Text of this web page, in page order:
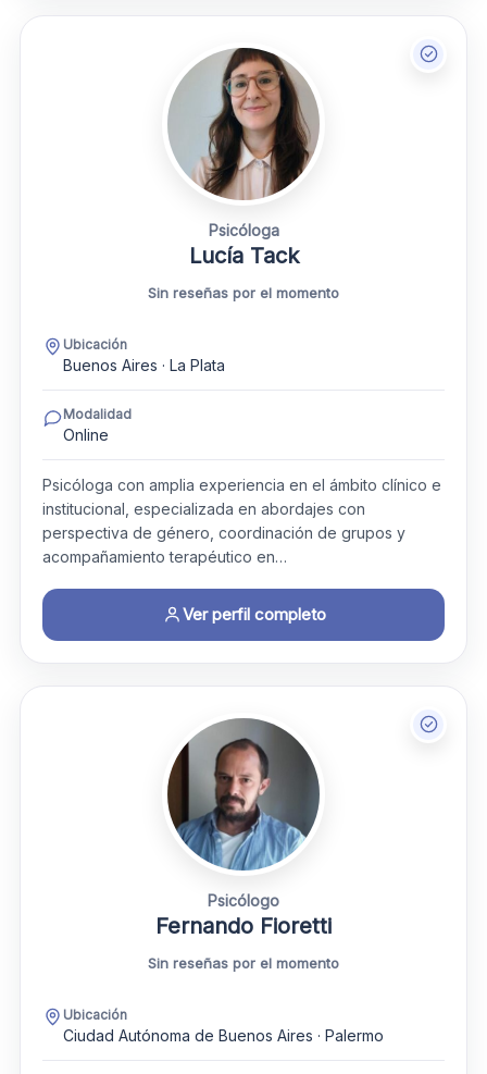
Psicóloga
Lucía Tack
Sin reseñas por el momento
Ubicación
Buenos Aires · La Plata
Modalidad
Online
Psicóloga con amplia experiencia en el ámbito clínico e
institucional, especializada en abordajes con
perspectiva de género, coordinación de grupos y
acompañamiento terapéutico en…
Ver perfil completo
Psicólogo
Fernando Fioretti
Sin reseñas por el momento
Ubicación
Ciudad Autónoma de Buenos Aires · Palermo